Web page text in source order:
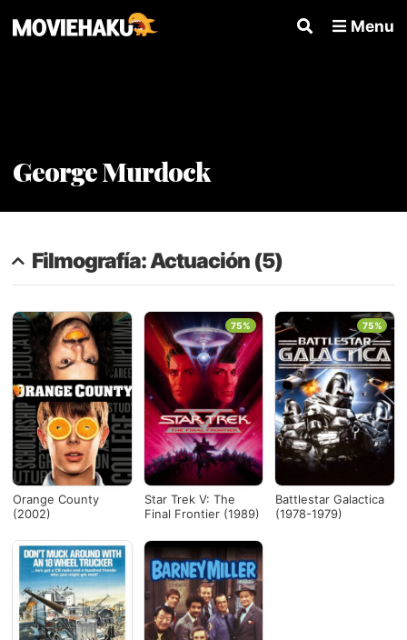
Menu
George Murdock
Filmografía: Actuación (5)
Orange County
(2002)
Star Trek V: The
Final Frontier (1989)
75%
Battlestar Galactica
(1978-1979)
75%